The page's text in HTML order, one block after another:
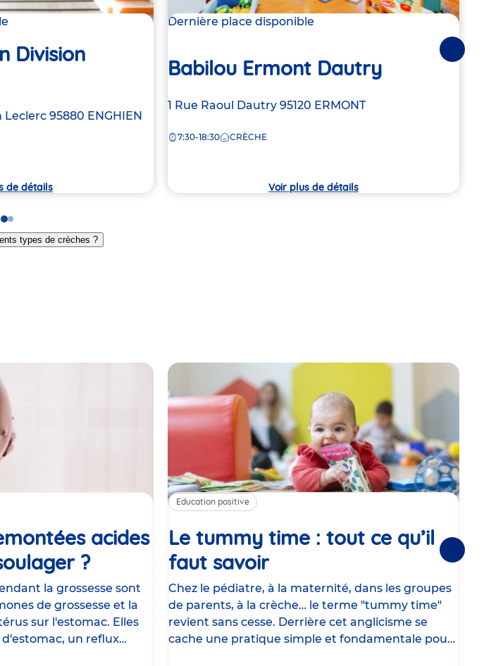
Division
Leclerc 95880 ENGHIEN
de détails
Dernière place disponible
Babilou Ermont Dautry
Adresse
la
1 Rue Raoul Dautry 95120 ERMONT
7:30-18:30 CRÈCHE
Voir plus de détails
Suivantes
Go
to
slide
Go
to
slidetypes de crèches ?
acides
?Article
la grossesse sont
de grossesse et la
sur l'estomac. Elles
un reflux
Education positive
Le tummy time : tout ce qu’il
faut savoirArticle
Chez le pédiatre, à la maternité, dans les groupes
de parents, à la crèche… le terme "tummy time"
revient sans cesse. Derrière cet anglicisme se
cache une pratique simple et fondamentale pour
Suivantes